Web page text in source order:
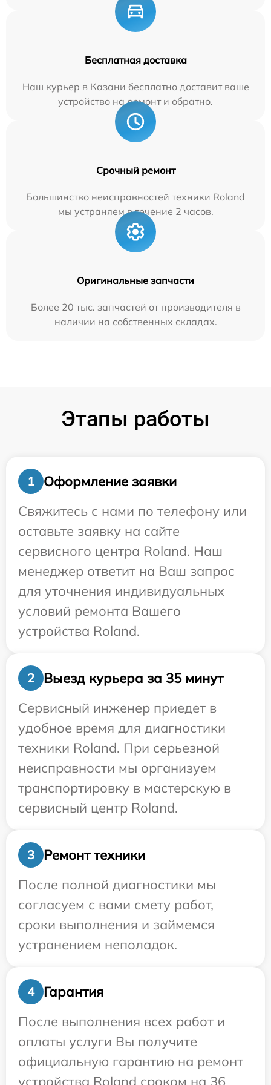
Бесплатная доставка
Наш курьер в Казани бесплатно доставит ваше
устройство на ремонт и обратно.
Срочный ремонт
Большинство неисправностей техники Roland
мы устраняем в течение 2 часов.
Оригинальные запчасти
Более 20 тыс. запчастей от производителя в
наличии на собственных складах.
Этапы работы
1
Оформление заявки
Свяжитесь с нами по телефону или
оставьте заявку на сайте
сервисного центра Roland. Наш
менеджер ответит на Ваш запрос
для уточнения индивидуальных
условий ремонта Вашего
устройства Roland.
2
Выезд курьера за 35 минут
Сервисный инженер приедет в
удобное время для диагностики
техники Roland. При серьезной
неисправности мы организуем
транспортировку в мастерскую в
сервисный центр Roland.
3
Ремонт техники
После полной диагностики мы
согласуем с вами смету работ,
сроки выполнения и займемся
устранением неполадок.
4
Гарантия
После выполнения всех работ и
оплаты услуги Вы получите
официальную гарантию на ремонт
устройства Roland сроком на 36